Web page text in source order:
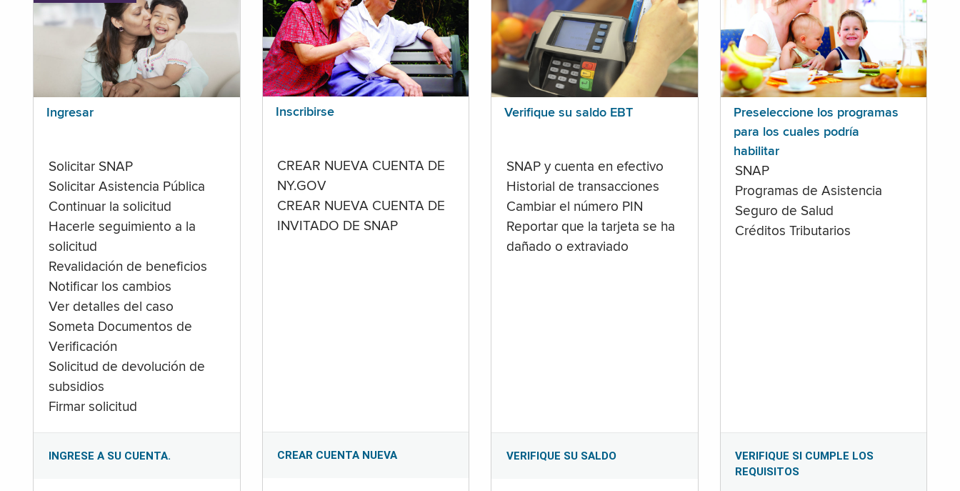
Ingresar
Solicitar SNAP
Solicitar Asistencia Pública
Continuar la solicitud
Hacerle seguimiento a la
solicitud
Revalidación de beneficios
Notificar los cambios
Ver detalles del caso
Someta Documentos de
Verificación
Solicitud de devolución de
subsidios
Firmar solicitud
INGRESE A SU CUENTA.
Inscribirse
CREAR NUEVA CUENTA DE
NY.GOV
CREAR NUEVA CUENTA DE
INVITADO DE SNAP
CREAR CUENTA NUEVA
Verifique su saldo EBT
SNAP y cuenta en efectivo
Historial de transacciones
Cambiar el número PIN
Reportar que la tarjeta se ha
dañado o extraviado
VERIFIQUE SU SALDO
Preseleccione los programas
para los cuales podría
habilitar
SNAP
Programas de Asistencia
Seguro de Salud
Créditos Tributarios
VERIFIQUE SI CUMPLE LOS
REQUISITOS